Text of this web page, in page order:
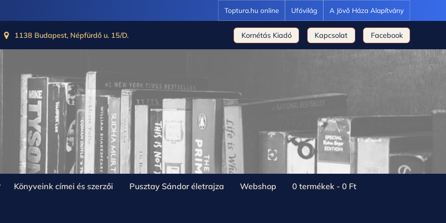
Toptura.hu online Ufóvilág A Jövő Háza Alapítvány
1138 Budapest, Népfürdő u. 15/D. Kornétás Kiadó Kapcsolat Facebook
Könyveink címei és szerzői Pusztay Sándor életrajza Webshop 0 termékek 0 Ft